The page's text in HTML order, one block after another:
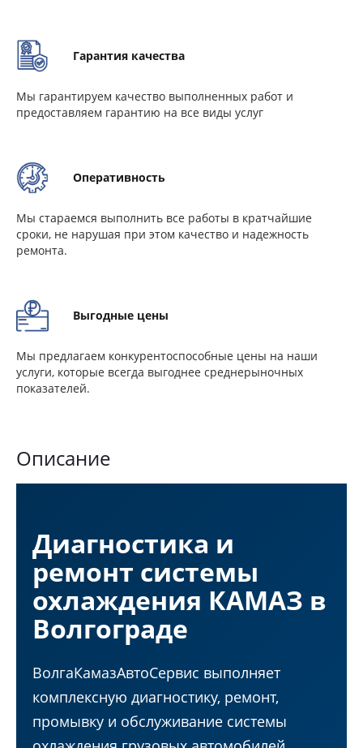
Гарантия качества
Мы гарантируем качество выполненных работ и
предоставляем гарантию на все виды услуг
Оперативность
Мы стараемся выполнить все работы в кратчайшие
сроки, не нарушая при этом качество и надежность
ремонта.
Выгодные цены
Мы предлагаем конкурентоспособные цены на наши
услуги, которые всегда выгоднее среднерыночных
показателей.
Описание
Диагностика и
ремонт системы
охлаждения КАМАЗ в
Волгограде
ВолгаКамазАвтоСервис выполняет
комплексную диагностику, ремонт,
промывку и обслуживание системы